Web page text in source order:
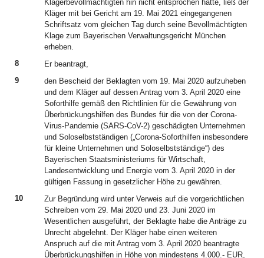
Klägerbevollmächtigten hin nicht entsprochen hatte, ließ der
Kläger mit bei Gericht am 19. Mai 2021 eingegangenen
Schriftsatz vom gleichen Tag durch seine Bevollmächtigten
Klage zum Bayerischen Verwaltungsgericht München
erheben.
8
Er beantragt,
9
den Bescheid der Beklagten vom 19. Mai 2020 aufzuheben
und dem Kläger auf dessen Antrag vom 3. April 2020 eine
Soforthilfe gemäß den Richtlinien für die Gewährung von
Überbrückungshilfen des Bundes für die von der Corona-
Virus-Pandemie (SARS-CoV-2) geschädigten Unternehmen
und Soloselbstständigen („Corona-Soforthilfen insbesondere
für kleine Unternehmen und Soloselbstständige“) des
Bayerischen Staatsministeriums für Wirtschaft,
Landesentwicklung und Energie vom 3. April 2020 in der
gültigen Fassung in gesetzlicher Höhe zu gewähren.
10
Zur Begründung wird unter Verweis auf die vorgerichtlichen
Schreiben vom 29. Mai 2020 und 23. Juni 2020 im
Wesentlichen ausgeführt, der Beklagte habe die Anträge zu
Unrecht abgelehnt. Der Kläger habe einen weiteren
Anspruch auf die mit Antrag vom 3. April 2020 beantragte
Überbrückungshilfen in Höhe von mindestens 4.000.- EUR,